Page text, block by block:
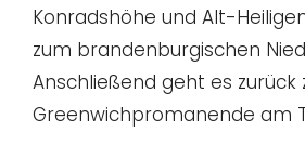
Konradshöhe und Alt-
zum brandenburgischen
Anschließend geht es zurück
Greenwichpromanende am